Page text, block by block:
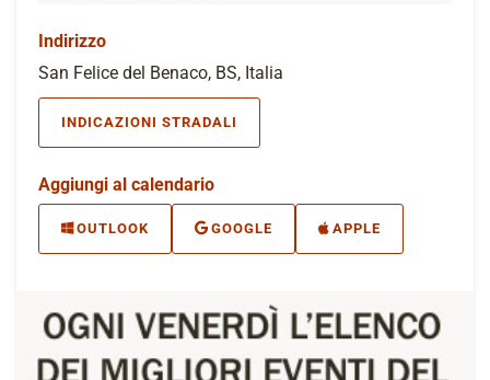
Indirizzo
San Felice del Benaco, BS, Italia
INDICAZIONI STRADALI
Aggiungi al calendario
OUTLOOK GOOGLE APPLE